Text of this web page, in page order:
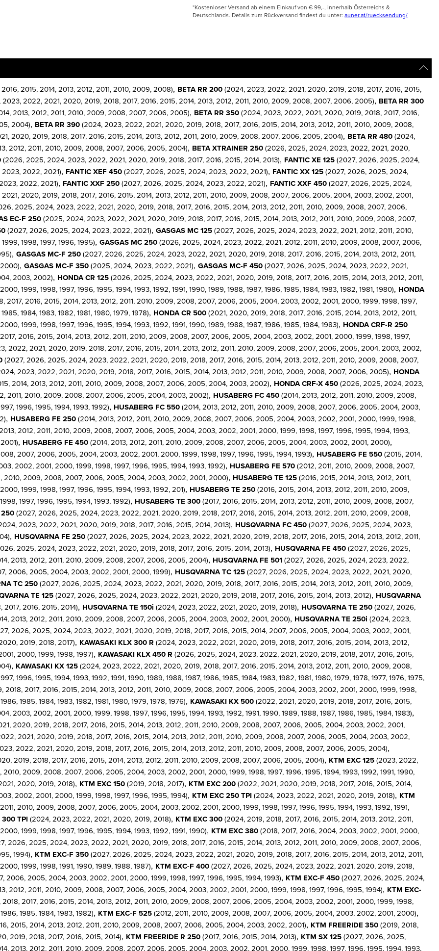
*Kostenloser Versand ab einem Einkauf von € 99,-, innerhalb Österreichs &
Deutschlands. Details zum Rückversand findest du unter:auner.at/ruecksendung/
2015, 2014, 2013, 2012, 2011, 2010, 2009, 2008), BETA RR 200(2024, 2023, 2022, 2021, 2020, 2019, 2018, 2017, 2016, 2015,
2022, 2021, 2020, 2019, 2018, 2017, 2016, 2015, 2014, 2013, 2012, 2011, 2010, 2009, 2008, 2007, 2006, 2005), BETA RR 300
2013, 2012, 2011, 2010, 2009, 2008, 2007, 2006, 2005), BETA RR 350(2024, 2023, 2022, 2021, 2020, 2019, 2018, 2017, 2016,
2004), BETA RR 390(2024, 2023, 2022, 2021, 2020, 2019, 2018, 2017, 2016, 2015, 2014, 2013, 2012, 2011, 2010, 2009, 2008,
2020, 2019, 2018, 2017, 2016, 2015, 2014, 2013, 2012, 2011, 2010, 2009, 2008, 2007, 2006, 2005, 2004), BETA RR 480(2024,
2012, 2011, 2010, 2009, 2008, 2007, 2006, 2005, 2004), BETA XTRAINER 250(2026, 2025, 2024, 2023, 2022, 2021, 2020,
(2026, 2025, 2024, 2023, 2022, 2021, 2020, 2019, 2018, 2017, 2016, 2015, 2014, 2013), FANTIC XE 125(2027, 2026, 2025, 2024,
2022, 2021), FANTIC XEF 450(2027, 2026, 2025, 2024, 2023, 2022, 2021), FANTIC XX 125(2027, 2026, 2025, 2024,
2022, 2021), FANTIC XXF 250(2027, 2026, 2025, 2024, 2023, 2022, 2021), FANTIC XXF 450(2027, 2026, 2025, 2024,
2020, 2019, 2018, 2017, 2016, 2015, 2014, 2013, 2012, 2011, 2010, 2009, 2008, 2007, 2006, 2005, 2004, 2003, 2002, 2001,
2025, 2024, 2023, 2022, 2021, 2020, 2019, 2018, 2017, 2016, 2015, 2014, 2013, 2012, 2011, 2010, 2009, 2008, 2007, 2006,
EC-F 250(2025, 2024, 2023, 2022, 2021, 2020, 2019, 2018, 2017, 2016, 2015, 2014, 2013, 2012, 2011, 2010, 2009, 2008, 2007,
(2027, 2026, 2025, 2024, 2023, 2022, 2021), GASGAS MC 125(2027, 2026, 2025, 2024, 2023, 2022, 2021, 2012, 2011, 2010,
1998, 1997, 1996, 1995), GASGAS MC 250(2026, 2025, 2024, 2023, 2022, 2021, 2012, 2011, 2010, 2009, 2008, 2007, 2006,
, GASGAS MC-F 250(2027, 2026, 2025, 2024, 2023, 2022, 2021, 2020, 2019, 2018, 2017, 2016, 2015, 2014, 2013, 2012, 2011,
, GASGAS MC-F 350(2025, 2024, 2023, 2022, 2021), GASGAS MC-F 450(2027, 2026, 2025, 2024, 2023, 2022, 2021,
2003, 2002), HONDA CR 125(2026, 2025, 2024, 2023, 2022, 2021, 2020, 2019, 2018, 2017, 2016, 2015, 2014, 2013, 2012, 2011,
1999, 1998, 1997, 1996, 1995, 1994, 1993, 1992, 1991, 1990, 1989, 1988, 1987, 1986, 1985, 1984, 1983, 1982, 1981, 1980), HONDA
2016, 2015, 2014, 2013, 2012, 2011, 2010, 2009, 2008, 2007, 2006, 2005, 2004, 2003, 2002, 2001, 2000, 1999, 1998, 1997,
1984, 1983, 1982, 1981, 1980, 1979, 1978), HONDA CR 500(2021, 2020, 2019, 2018, 2017, 2016, 2015, 2014, 2013, 2012, 2011,
1999, 1998, 1997, 1996, 1995, 1994, 1993, 1992, 1991, 1990, 1989, 1988, 1987, 1986, 1985, 1984, 1983), HONDA CRF-R 250
2016, 2015, 2014, 2013, 2012, 2011, 2010, 2009, 2008, 2007, 2006, 2005, 2004, 2003, 2002, 2001, 2000, 1999, 1998, 1997,
2022, 2021, 2020, 2019, 2018, 2017, 2016, 2015, 2014, 2013, 2012, 2011, 2010, 2009, 2008, 2007, 2006, 2005, 2004, 2003, 2002,
(2027, 2026, 2025, 2024, 2023, 2022, 2021, 2020, 2019, 2018, 2017, 2016, 2015, 2014, 2013, 2012, 2011, 2010, 2009, 2008, 2007,
2023, 2022, 2021, 2020, 2019, 2018, 2017, 2016, 2015, 2014, 2013, 2012, 2011, 2010, 2009, 2008, 2007, 2006, 2005), HONDA
2014, 2013, 2012, 2011, 2010, 2009, 2008, 2007, 2006, 2005, 2004, 2003, 2002), HONDA CRF-X 450(2026, 2025, 2024, 2023,
2011, 2010, 2009, 2008, 2007, 2006, 2005, 2004, 2003, 2002), HUSABERG FC 450(2014, 2013, 2012, 2011, 2010, 2009, 2008,
1996, 1995, 1994, 1993, 1992), HUSABERG FC 550(2014, 2013, 2012, 2011, 2010, 2009, 2008, 2007, 2006, 2005, 2004, 2003,
, HUSABERG FE 250(2014, 2013, 2012, 2011, 2010, 2009, 2008, 2007, 2006, 2005, 2004, 2003, 2002, 2001, 2000, 1999, 1998,
2012, 2011, 2010, 2009, 2008, 2007, 2006, 2005, 2004, 2003, 2002, 2001, 2000, 1999, 1998, 1997, 1996, 1995, 1994, 1993,
, HUSABERG FE 450(2014, 2013, 2012, 2011, 2010, 2009, 2008, 2007, 2006, 2005, 2004, 2003, 2002, 2001, 2000),
2007, 2006, 2005, 2004, 2003, 2002, 2001, 2000, 1999, 1998, 1997, 1996, 1995, 1994, 1993), HUSABERG FE 550(2015, 2014,
2002, 2001, 2000, 1999, 1998, 1997, 1996, 1995, 1994, 1993, 1992), HUSABERG FE 570(2012, 2011, 2010, 2009, 2008, 2007,
2010, 2009, 2008, 2007, 2006, 2005, 2004, 2003, 2002, 2001, 2000), HUSABERG TE 125(2016, 2015, 2014, 2013, 2012, 2011,
1999, 1998, 1997, 1996, 1995, 1994, 1993, 1992, 201), HUSABERG TE 250(2016, 2015, 2014, 2013, 2012, 2011, 2010, 2009,
1997, 1996, 1995, 1994, 1993, 1992), HUSABERG TE 300(2017, 2016, 2015, 2014, 2013, 2012, 2011, 2010, 2009, 2008, 2007,
250(2027, 2026, 2025, 2024, 2023, 2022, 2021, 2020, 2019, 2018, 2017, 2016, 2015, 2014, 2013, 2012, 2011, 2010, 2009, 2008,
2023, 2022, 2021, 2020, 2019, 2018, 2017, 2016, 2015, 2014, 2013), HUSQVARNA FC 450(2027, 2026, 2025, 2024, 2023,
, HUSQVARNA FE 250(2027, 2026, 2025, 2024, 2023, 2022, 2021, 2020, 2019, 2018, 2017, 2016, 2015, 2014, 2013, 2012, 2011,
2025, 2024, 2023, 2022, 2021, 2020, 2019, 2018, 2017, 2016, 2015, 2014, 2013), HUSQVARNA FE 450(2027, 2026, 2025,
2013, 2012, 2011, 2010, 2009, 2008, 2007, 2006, 2005, 2004), HUSQVARNA FE 501(2027, 2026, 2025, 2024, 2023, 2022,
2006, 2005, 2004, 2003, 2002, 2001, 2000, 1999), HUSQVARNA TC 125(2027, 2026, 2025, 2024, 2023, 2022, 2021, 2020,
TC 250(2027, 2026, 2025, 2024, 2023, 2022, 2021, 2020, 2019, 2018, 2017, 2016, 2015, 2014, 2013, 2012, 2011, 2010, 2009,
TE 125(2027, 2026, 2025, 2024, 2023, 2022, 2021, 2020, 2019, 2018, 2017, 2016, 2015, 2014, 2013, 2012), HUSQVARNA
2016, 2015, 2014), HUSQVARNA TE 150i (2024, 2023, 2022, 2021, 2020, 2019, 2018), HUSQVARNA TE 250(2027, 2026,
2013, 2012, 2011, 2010, 2009, 2008, 2007, 2006, 2005, 2004, 2003, 2002, 2001, 2000), HUSQVARNA TE 250i (2024, 2023,
2026, 2025, 2024, 2023, 2022, 2021, 2020, 2019, 2018, 2017, 2016, 2015, 2014, 2007, 2006, 2005, 2004, 2003, 2002, 2001,
2019, 2018, 2017), KAWASAKI KLX 300 R (2024, 2023, 2022, 2021, 2020, 2019, 2018, 2017, 2016, 2015, 2014, 2013, 2012,
2000, 1999, 1998, 1997), KAWASAKI KLX 450 R (2026, 2025, 2024, 2023, 2022, 2021, 2020, 2019, 2018, 2017, 2016, 2015,
, KAWASAKI KX 125(2024, 2023, 2022, 2021, 2020, 2019, 2018, 2017, 2016, 2015, 2014, 2013, 2012, 2011, 2010, 2009, 2008,
1995, 1994, 1993, 1992, 1991, 1990, 1989, 1988, 1987, 1986, 1985, 1984, 1983, 1982, 1981, 1980, 1979, 1978, 1977, 1976, 1975,
2017, 2016, 2015, 2014, 2013, 2012, 2011, 2010, 2009, 2008, 2007, 2006, 2005, 2004, 2003, 2002, 2001, 2000, 1999, 1998,
1985, 1984, 1983, 1982, 1981, 1980, 1979, 1978, 1976), KAWASAKI KX 500(2022, 2021, 2020, 2019, 2018, 2017, 2016, 2015,
2003, 2002, 2001, 2000, 1999, 1998, 1997, 1996, 1995, 1994, 1993, 1992, 1991, 1990, 1989, 1988, 1987, 1986, 1985, 1984, 1983),
2020, 2019, 2018, 2017, 2016, 2015, 2014, 2013, 2012, 2011, 2010, 2009, 2008, 2007, 2006, 2005, 2004, 2003, 2002, 2001,
2021, 2020, 2019, 2018, 2017, 2016, 2015, 2014, 2013, 2012, 2011, 2010, 2009, 2008, 2007, 2006, 2005, 2004, 2003, 2002,
2022, 2021, 2020, 2019, 2018, 2017, 2016, 2015, 2014, 2013, 2012, 2011, 2010, 2009, 2008, 2007, 2006, 2005, 2004),
2019, 2018, 2017, 2016, 2015, 2014, 2013, 2012, 2011, 2010, 2009, 2008, 2007, 2006, 2005, 2004), KTM EXC 125(2023, 2022,
2010, 2009, 2008, 2007, 2006, 2005, 2004, 2003, 2002, 2001, 2000, 1999, 1998, 1997, 1996, 1995, 1994, 1993, 1992, 1991, 1990,
2020, 2019, 2018), KTM EXC 150(2019, 2018, 2017), KTM EXC 200(2022, 2021, 2020, 2019, 2018, 2017, 2016, 2015, 2014,
2002, 2001, 2000, 1999, 1998, 1997, 1996, 1995, 1994), KTM EXC 250 TPI(2024, 2023, 2022, 2021, 2020, 2019, 2018), KTM
2010, 2009, 2008, 2007, 2006, 2005, 2004, 2003, 2002, 2001, 2000, 1999, 1998, 1997, 1996, 1995, 1994, 1993, 1992, 1991,
300 TPI(2024, 2023, 2022, 2021, 2020, 2019, 2018), KTM EXC 300(2024, 2019, 2018, 2017, 2016, 2015, 2014, 2013, 2012, 2011,
1999, 1998, 1997, 1996, 1995, 1994, 1993, 1992, 1991, 1990), KTM EXC 380(2018, 2017, 2016, 2004, 2003, 2002, 2001, 2000,
2026, 2025, 2024, 2023, 2022, 2021, 2020, 2019, 2018, 2017, 2016, 2015, 2014, 2013, 2012, 2011, 2010, 2009, 2008, 2007, 2006,
1994), KTM EXC-F 350(2027, 2026, 2025, 2024, 2023, 2022, 2021, 2020, 2019, 2018, 2017, 2016, 2015, 2014, 2013, 2012, 2011,
1999, 1998, 1991, 1990, 1989, 1988, 1987), KTM EXC-F 400(2027, 2026, 2025, 2024, 2023, 2022, 2021, 2020, 2019, 2018,
2006, 2005, 2004, 2003, 2002, 2001, 2000, 1999, 1998, 1997, 1996, 1995, 1994, 1993), KTM EXC-F 450(2027, 2026, 2025, 2024,
2012, 2011, 2010, 2009, 2008, 2007, 2006, 2005, 2004, 2003, 2002, 2001, 2000, 1999, 1998, 1997, 1996, 1995, 1994), KTM EXC-
2017, 2016, 2015, 2014, 2013, 2012, 2011, 2010, 2009, 2008, 2007, 2006, 2005, 2004, 2003, 2002, 2001, 2000, 1999, 1998,
1985, 1984, 1983, 1982), KTM EXC-F 525(2012, 2011, 2010, 2009, 2008, 2007, 2006, 2005, 2004, 2003, 2002, 2001, 2000),
2015, 2014, 2013, 2012, 2011, 2010, 2009, 2008, 2007, 2006, 2005, 2004, 2003, 2002, 2001), KTM FREERIDE 350(2019, 2018,
2019, 2018, 2017, 2016, 2015, 2014), KTM FREERIDE R 250(2017, 2016, 2015, 2014, 2013), KTM SX 125(2027, 2026, 2025,
2013, 2012, 2011, 2010, 2009, 2008, 2007, 2006, 2005, 2004, 2003, 2002, 2001, 2000, 1999, 1998, 1997, 1996, 1995, 1994, 1993,